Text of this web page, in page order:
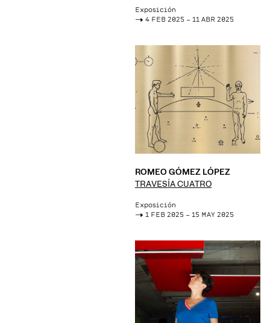
Exposición
-> 4 FEB 2025 – 11 ABR 2025
ROMEO GÓMEZ LÓPEZ
TRAVESÍA CUATRO
Exposición
-> 1 FEB 2025 – 15 MAY 2025